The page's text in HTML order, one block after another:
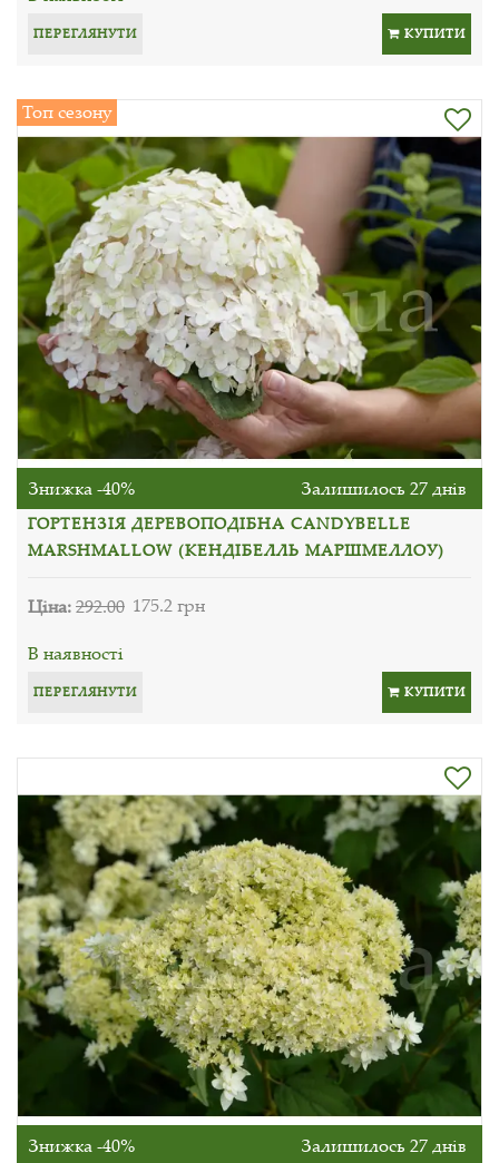
ПЕРЕГЛЯНУТИ КУПИТИ
Топ сезону
Знижка -40% Залишилось 27 днів
ГОРТЕНЗІЯ ДЕРЕВОПОДІБНА CANDYBELLE
MARSHMALLOW (КЕНДІБЕЛЛЬ МАРШМЕЛЛОУ)
Ціна:292.00 175.2 грн
В наявності
ПЕРЕГЛЯНУТИ КУПИТИ
Знижка -40% Залишилось 27 днів